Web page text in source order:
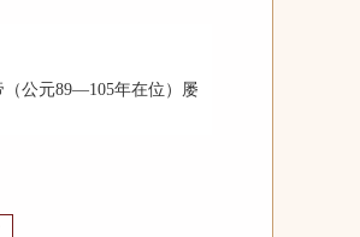
公元89—105年在位）屡